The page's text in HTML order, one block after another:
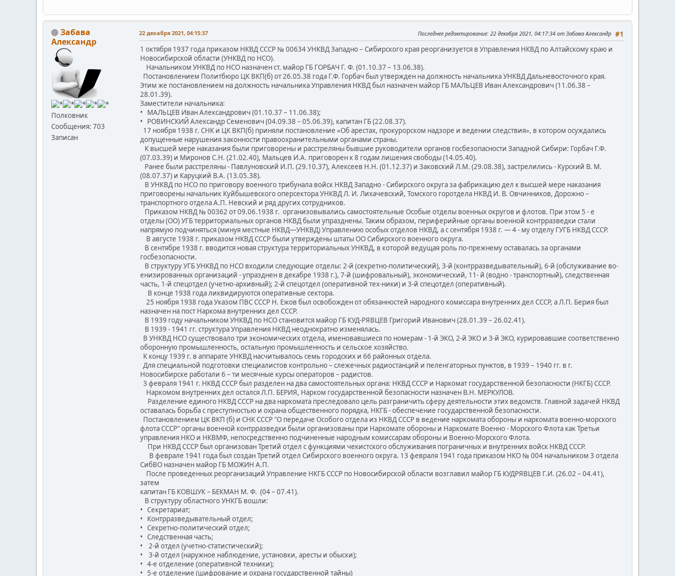
Забава
Александр
Полковник
Сообщения: 703
Записан
#1
22 декабря 2021, 04:15:37 Последнее редактирование: 22 декабря 2021, 04:17:34 от Забава Александр
1 октября 1937 года приказом НКВД СССР № 00634 УНКВД Западно – Сибирского края реорганизуется в Управления НКВД по Алтайскому краю и
Новосибирской области (УНКВД по НСО).
Начальником УНКВД по НСО назначен ст. майор ГБ ГОРБАЧ Г. Ф. (01.10.37 – 13.06.38).
Постановлением Политбюро ЦК ВКП(б) от 26.05.38 года Г.Ф. Горбач был утвержден на должность начальника УНКВД Дальневосточного края.
Этим же постановлением на должность начальника Управления НКВД был назначен майор ГБ МАЛЬЦЕВ Иван Александрович (11.06.38 –
28.01.39).
Заместители начальника:
• МАЛЬЦЕВ Иван Александрович (01.10.37 – 11.06.38);
• РОВИНСКИЙ Александр Семенович (04.09.38 – 05.06.39), капитан ГБ (22.08.37).
17 ноября 1938 г. СНК и ЦК ВКП(б) приняли постановление «Об арестах, прокурорском надзоре и ведении следствия», в котором осуждались
допущенные нарушения законности правоохранительными органами страны.
К высшей мере наказания были приговорены и расстреляны бывшие руководители органов госбезопасности Западной Сибири: Горбач Г.Ф.
(07.03.39) и Миронов С.Н. (21.02.40), Мальцев И.А. приговорен к 8 годам лишения свободы (14.05.40).
Ранее были расстреляны - Павлуновский И.П. (29.10.37), Алексеев Н.Н. (01.12.37) и Заковский Л.М. (29.08.38), застрелились - Курский В. М.
(08.07.37) и Каруцкий В.А. (13.05.38).
В УНКВД по НСО по приговору военного трибунала войск НКВД Западно - Сибирского округа за фабрикацию дел к высшей мере наказания
приговорены начальник Куйбышевского оперсектора УНКВД Л. И. Лихачевский, Томского горотдела НКВД И. В. Овчинников, Дорожно –
транспортного отдела А.П. Невский и ряд других сотрудников.
Приказом НКВД № 00362 от 09.06.1938 г. организовывались самостоятельные Особые отделы военных округов и флотов. При этом 5 - е
отделы (ОО) УГБ территориальных органов НКВД были упразднены. Таким образом, периферийные органы военной контрразведки стали
напрямую подчиняться (минуя местные НКВД—УНКВД) Управлению особых отделов НКВД, а с сентября 1938 г. — 4 - му отделу ГУГБ НКВД СССР.
В августе 1938 г. приказом НКВД СССР были утверждены штаты ОО Сибирского военного округа.
В сентябре 1938 г. вводится новая структура территориальных УНКВД, в которой ведущая роль по-прежнему оставалась за органами
госбезопасности.
В структуру УГБ УНКВД по НСО входили следующие отделы: 2-й (секретно-политический), 3-й (контрразведывательный), 6-й (обслуживание во-
енизированных организаций - упразднен в декабре 1938 г.), 7-й (шифровальный), экономический, 11- й (водно - транспортный), следственная
часть, 1-й спецотдел (учетно-архивный); 2-й спецотдел (оперативной тех-ники) и 3-й спецотдел (оперативный).
В конце 1938 года ликвидируются оперативные сектора.
25 ноября 1938 года Указом ПВС СССР Н. Ежов был освобожден от обязанностей народного комиссара внутренних дел СССР, а Л.П. Берия был
назначен на пост Наркома внутренних дел СССР.
В 1939 году начальником УНКВД по НСО становится майор ГБ КУД-РЯВЦЕВ Григорий Иванович (28.01.39 – 26.02.41).
В 1939 - 1941 гг. структура Управления НКВД неоднократно изменялась.
В УНКВД НСО существовало три экономических отдела, именовавшиеся по номерам - 1-й ЭКО, 2-й ЭКО и 3-й ЭКО, курировавшие соответственно
оборонную промышленность, остальную промышленность и сельское хозяйство.
К концу 1939 г. в аппарате УНКВД насчитывалось семь городских и 66 районных отдела.
Для специальной подготовки специалистов контрольно – слежечных радиостанций и пеленгаторных пунктов, в 1939 – 1940 гг. в г.
Новосибирске работали 6 – ти месячные курсы операторов – радистов.
3 февраля 1941 г. НКВД СССР был разделен на два самостоятельных органа: НКВД СССР и Наркомат государственной безопасности (НКГБ) СССР.
Наркомом внутренних дел остался Л.П. БЕРИЯ, Нарком государственной безопасности назначен В.Н. МЕРКУЛОВ.
Разделение единого НКВД СССР на два наркомата преследовало цель разграничить сферу деятельности этих ведомств. Главной задачей НКВД
оставалась борьба с преступностью и охрана общественного порядка, НКГБ - обеспечение государственной безопасности.
Постановлением ЦК ВКП (б) и СНК СССР "О передаче Особого отдела из НКВД СССР в ведение наркомата обороны и наркомата военно-морского
флота СССР" органы военной контрразведки были организованы при Наркомате обороны и Наркомате Военно - Морского Флота как Третьи
управления НКО и НКВМФ, непосредственно подчиненные народным комиссарам обороны и Военно-Морского Флота.
При НКВД СССР был организован Третий отдел с функциями чекистского обслуживания пограничных и внутренних войск НКВД СССР.
В феврале 1941 года был создан Третий отдел Сибирского военного округа. 13 февраля 1941 года приказом НКО № 004 начальником 3 отдела
СибВО назначен майор ГБ МОЖИН А.П.
После проведенных реорганизаций Управление НКГБ СССР по Новосибирской области возглавил майор ГБ КУДРЯВЦЕВ Г.И. (26.02 – 04.41),
затем
капитан ГБ КОВШУК – БЕКМАН М. Ф. (04 – 07.41).
В структуру областного УНКГБ вошли:
• Секретариат;
• Контрразведывательный отдел;
• Секретно-политический отдел;
• Следственная часть;
• 2-й отдел (учетно-статистический);
• 3-й отдел (наружное наблюдение, установки, аресты и обыски);
• 4-е отделение (оперативной техники);
• 5-е отделение (шифрование и охрана государственной тайны)